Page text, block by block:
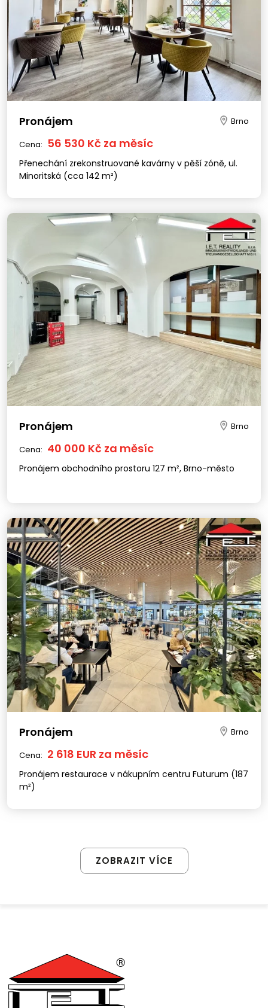
Pronájem Brno
Cena: 56 530 Kč za měsíc
Přenechání zrekonstruované kavárny v pěší zóně, ul.
Minoritská (cca 142 m²)
Pronájem Brno
Cena: 40 000 Kč za měsíc
Pronájem obchodního prostoru 127 m², Brno-město
Pronájem Brno
Cena: 2 618 EUR za měsíc
Pronájem restaurace v nákupním centru Futurum (187
m²)
ZOBRAZIT VÍCE